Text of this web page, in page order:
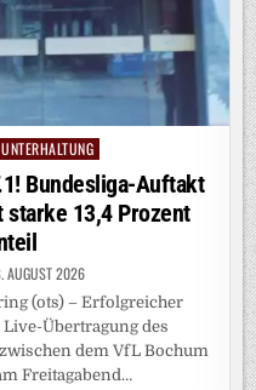
UNTERHALTUNG
Bundesliga-Auftakt
13,4 Prozent
2026
(ots) – Erfolgreicher
Live-Übertragung des
dem VfL Bochum
Freitagabend…